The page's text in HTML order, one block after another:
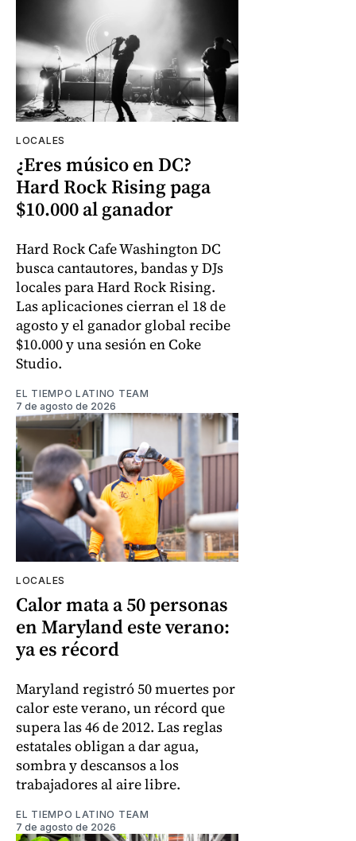
LOCALES
¿Eres músico en DC?
Hard Rock Rising paga
$10.000 al ganador
Hard Rock Cafe Washington DC
busca cantautores, bandas y DJs
locales para Hard Rock Rising.
Las aplicaciones cierran el 18 de
agosto y el ganador global recibe
$10.000 y una sesión en Coke
Studio.
EL TIEMPO LATINO TEAM
7 de agosto de 2026
LOCALES
Calor mata a 50 personas
en Maryland este verano:
ya es récord
Maryland registró 50 muertes por
calor este verano, un récord que
supera las 46 de 2012. Las reglas
estatales obligan a dar agua,
sombra y descansos a los
trabajadores al aire libre.
EL TIEMPO LATINO TEAM
7 de agosto de 2026